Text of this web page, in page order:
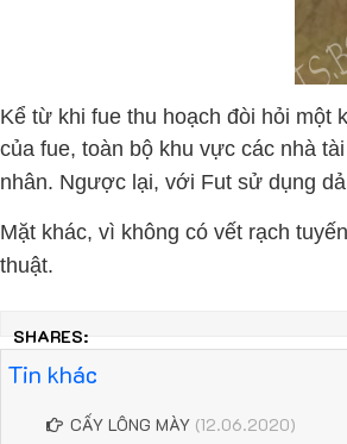
Kể từ khi fue thu hoạch đòi hỏi một
của fue, toàn bộ khu vực các nhà
nhân. Ngược lại, với Fut sử dụng
Mặt khác, vì không có vết rạch
thuật.
SHARES:
Tin khác
CẤY LÔNG MÀY (12.06.2020)